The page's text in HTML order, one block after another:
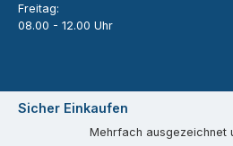
Freitag:
08.00 - 12.00 Uhr
Sicher Einkaufen
Mehrfach ausgezeichnet